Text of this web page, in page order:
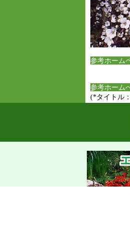
参考ホーム
参考ホーム
(*タイトル